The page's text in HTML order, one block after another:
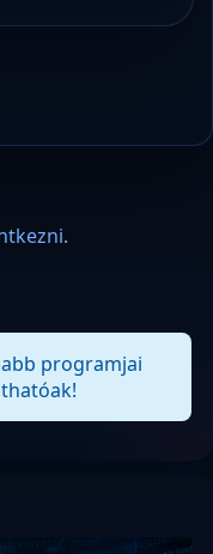
.
programjai